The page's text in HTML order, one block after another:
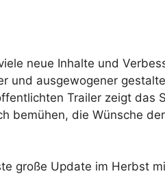
neue Inhalte und
und ausgewogener
Trailer zeigt das
bemühen, die Wünsche
große Update im Herbst